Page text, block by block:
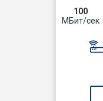
100
МБит/сек